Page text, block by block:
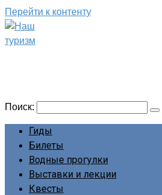
Перейти к контенту
Поиск:
Гиды
Билеты
Водные прогулки
Выставки и лекции
Квесты